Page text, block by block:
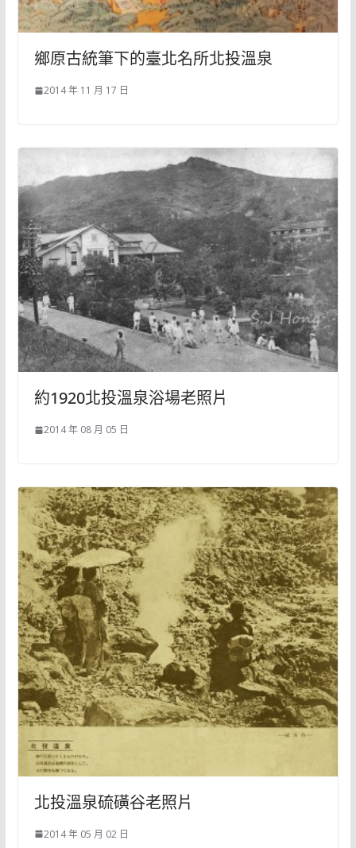
鄉原古統筆下的臺北名所北投溫泉
2014 年 11 月 17 日
約1920北投溫泉浴場老照片
2014 年 08 月 05 日
北投溫泉硫磺谷老照片
2014 年 05 月 02 日